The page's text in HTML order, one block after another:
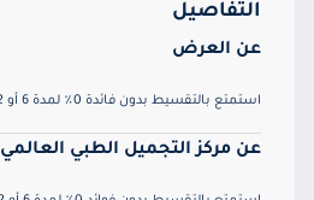
التفاصيل
عن العرض
استمتع بالتقسيط بدون فائدة 0٪ لمدة 6 أو 12 شهر
عن مركز التجميل الطبي العالمي